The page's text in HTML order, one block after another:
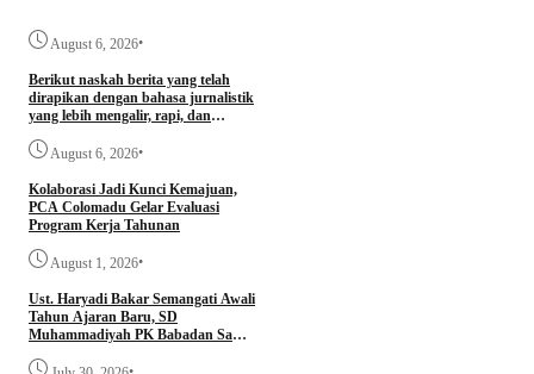
August 6, 2026•
Berikut naskah berita yang telah
dirapikan dengan bahasa jurnalistik
yang lebih mengalir, rapi, dan
August 6, 2026•
Kolaborasi Jadi Kunci Kemajuan,
PCA Colomadu Gelar Evaluasi
Program Kerja Tahunan
August 1, 2026•
Ust. Haryadi Bakar Semangati Awali
Tahun Ajaran Baru, SD
Muhammadiyah PK Babadan Sambi